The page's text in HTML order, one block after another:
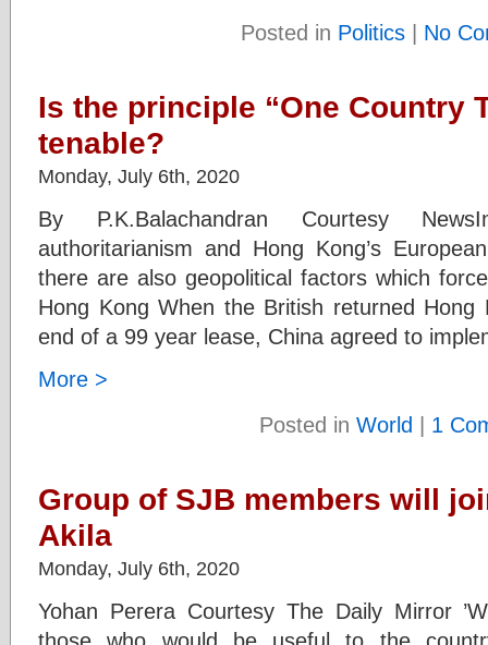
Posted in Politics | No
Is the principle “One Country
tenable?
Monday, July 6th, 2020
By P.K.Balachandran Courtesy
authoritarianism and Hong Kong’s
there are also geopolitical factors which
Hong Kong When the British returned
end of a 99 year lease, China agreed to
More >
Posted in World | 1
Group of SJB members will
Akila
Monday, July 6th, 2020
Yohan Perera Courtesy The Daily Mirror